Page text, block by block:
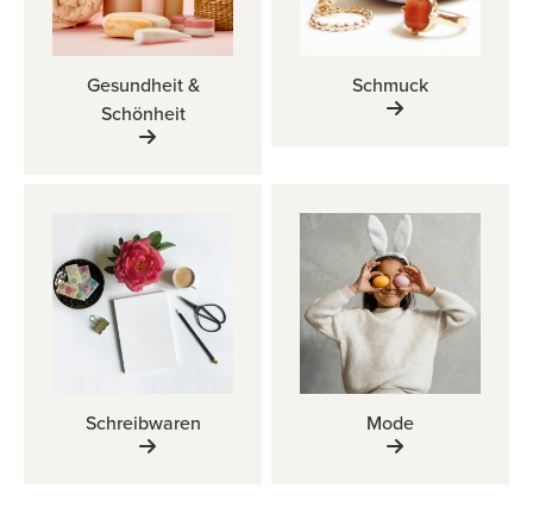
Gesundheit &
Schönheit
Schmuck
Schreibwaren Mode